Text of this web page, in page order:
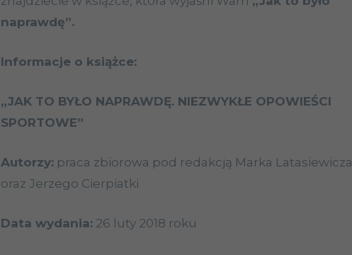
naprawdę”.
Informacje o książce:
„JAK TO BYŁO NAPRAWDĘ. NIEZWYKŁE OPOWIEŚCI
SPORTOWE”
Autorzy: praca zbiorowa pod redakcją Marka Latasiewicza
oraz Jerzego Cierpiatki
Data wydania: 26 luty 2018 roku